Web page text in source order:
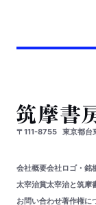
〒111-8755 東京都
会社概要会社ロゴ・銘
太宰治賞太宰治と筑摩
お問い合わせ著作権に